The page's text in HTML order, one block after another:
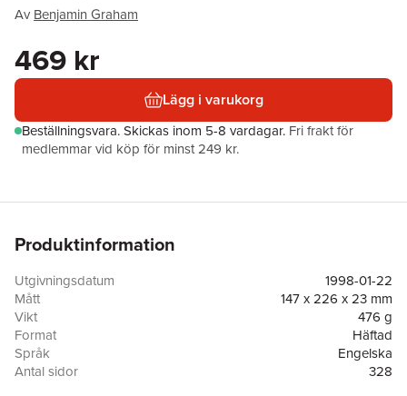
Av Benjamin Graham
469 kr
Lägg i varukorg
Beställningsvara.Skickas inom 5-8 vardagar. Fri frakt för
medlemmar vid köp för minst 249 kr.
Produktinformation
Utgivningsdatum
1998-01-22
Mått
147 x 226 x 23 mm
Vikt
476 g
Format
Häftad
Språk
Engelska
Antal sidor
328